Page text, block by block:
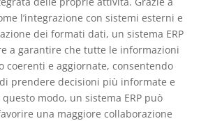
l’integrazione con sistemi esterni e
dei formati dati, un sistema ERP
a garantire che tutte le informazioni
coerenti e aggiornate, consentendo
prendere decisioni più informate e
modo, un sistema ERP può
una maggiore collaborazione